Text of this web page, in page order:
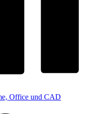
Office und CAD